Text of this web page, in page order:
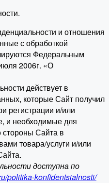
и отношения
с обработкой
Федеральным
2006г. «О
действует в
которые Сайт получил
регистрации и/или
и необходимые для
стороны Сайта в
товара/услуги и/или
доступна по
politika-konfidentsialnosti/